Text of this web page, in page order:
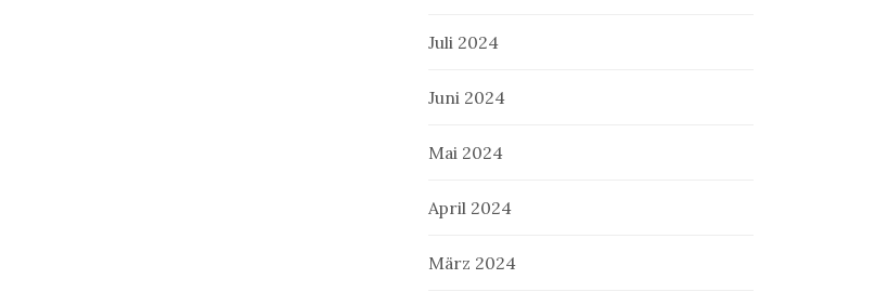
Juli 2024
Juni 2024
Mai 2024
April 2024
März 2024